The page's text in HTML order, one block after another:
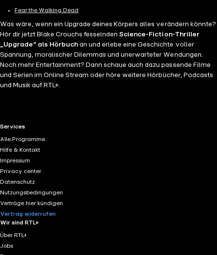
Fear the Walking Dead
Was wäre, wenn ein Upgrade deines Körpers alles verändern könnte?
Hör dir jetzt Blake Crouchs fesselndenScience-Fiction-Thriller
„Upgrade“ als Hörbuch an und erlebe eine Geschichte voller
Spannung, moralischer Dilemmas und unerwarteter Wendungen.
Noch mehr Entertainment? Dann schaue auch dazu passende Filme
und Serien im Online Stream oder höre weitere Hörbücher, Podcasts
und Musik auf RTL+.
RTL+ useful links.
Services
Alle Programme
Hilfe & Kontakt
Impressum
Privacy center
Datenschutz
Nutzungsbedingungen
Verträge hier kündigen
Vertrag widerrufen
Wir sind RTL+
Über RTL+
Jobs